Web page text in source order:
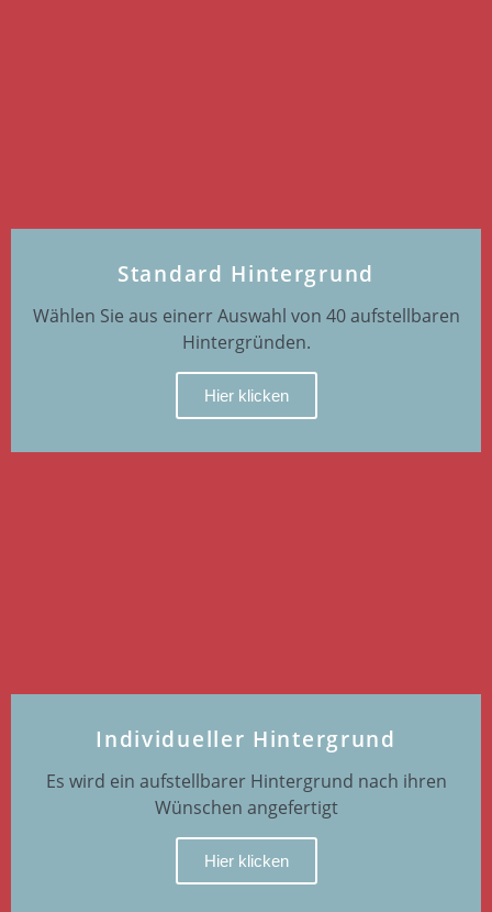
Standard Hintergrund
Wählen Sie aus einerr Auswahl von 40 aufstellbaren
Hintergründen.
Hier klicken
Individueller Hintergrund
Es wird ein aufstellbarer Hintergrund nach ihren
Wünschen angefertigt
Hier klicken